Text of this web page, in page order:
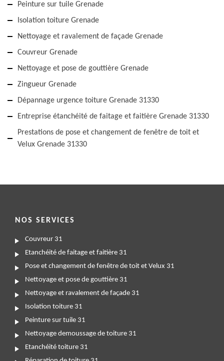
Peinture sur tuile Grenade
Isolation toiture Grenade
Nettoyage et ravalement de façade Grenade
Couvreur Grenade
Nettoyage et pose de gouttière Grenade
Zingueur Grenade
Dépannage urgence toiture Grenade 31330
Entreprise étanchéité de faitage et faitière Grenade 31330
Prestations de pose et changement de fenêtre de toit et
Velux Grenade 31330
NOS SERVICES
Couvreur 31
Etanchéité de faitage et faitière 31
Pose et changement de fenêtre de toit et Velux 31
Nettoyage et pose de gouttière 31
Nettoyage et ravalement de façade 31
Isolation toiture 31
Peinture sur tuile 31
Nettoyage demoussage de toiture 31
Etanchéité toiture 31